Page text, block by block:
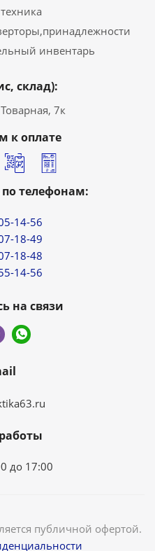
инвентарь
склад):
7к
к оплате
телефонам:
14-56
18-49
18-48
14-56
на связи
до 17:00
публичной офертой.